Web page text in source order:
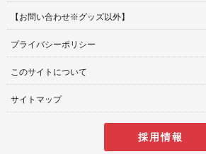
【お問い合わせ※グッズ以外】
プライバシーポリシー
このサイトについて
サイトマップ
採用情報